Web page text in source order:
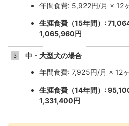
年間食費: 5,922円/月 × 12
生涯食費（15年間）:
1,065,960円
中・大型犬の場合
年間食費: 7,925円/月 × 12
生涯食費（14年間）:
1,331,400円